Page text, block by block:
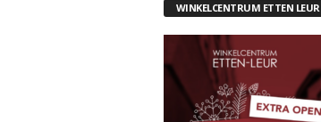
WINKELCENTRUM ETTEN LEUR